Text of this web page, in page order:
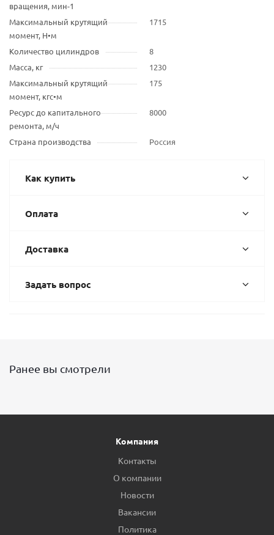
вращения, мин-1
Максимальный крутящий
момент, Н•м
1715
Количество цилиндров
8
Масса, кг
1230
Максимальный крутящий
момент, кгс•м
175
Ресурс до капитального
ремонта, м/ч
8000
Страна производства Россия
Как купить
Оплата
Доставка
Задать вопрос
Ранее вы смотрели
Компания
Контакты
О компании
Новости
Вакансии
Политика